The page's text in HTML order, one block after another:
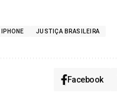
IPHONE JUSTIÇA BRASILEIRA
Facebook